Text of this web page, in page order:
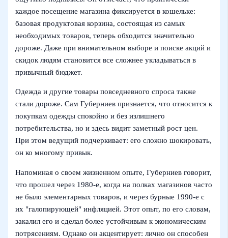
каждое посещение магазина фиксируется в кошельке:
базовая продуктовая корзина, состоящая из самых
необходимых товаров, теперь обходится значительно
дороже. Даже при внимательном выборе и поиске акций и
скидок людям становится все сложнее укладываться в
привычный бюджет.
Одежда и другие товары повседневного спроса также
стали дороже. Сам Губерниев признается, что относится к
покупкам одежды спокойно и без излишнего
потребительства, но и здесь видит заметный рост цен.
При этом ведущий подчеркивает: его сложно шокировать,
он ко многому привык.
Напоминая о своем жизненном опыте, Губерниев говорит,
что прошел через 1980‑е, когда на полках магазинов часто
не было элементарных товаров, и через бурные 1990‑е с
их "галопирующей" инфляцией. Этот опыт, по его словам,
закалил его и сделал более устойчивым к экономическим
потрясениям. Однако он акцентирует: лично он способен